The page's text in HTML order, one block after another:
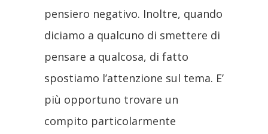
pensiero negativo. Inoltre, quando
diciamo a qualcuno di smettere di
pensare a qualcosa, di fatto
spostiamo l’attenzione sul tema. E’
più opportuno trovare un
compito particolarmente